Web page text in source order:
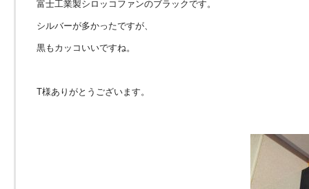
富士工業製シロッコファンのブラックです。
シルバーが多かったですが、
黒もカッコいいですね。
T様ありがとうございます。